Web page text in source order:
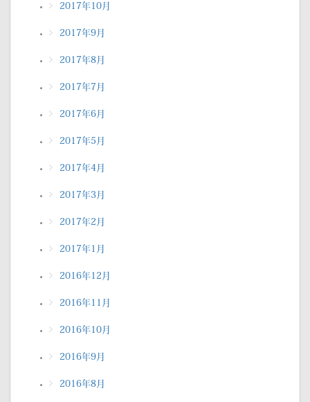
2017年10月
2017年9月
2017年8月
2017年7月
2017年6月
2017年5月
2017年4月
2017年3月
2017年2月
2017年1月
2016年12月
2016年11月
2016年10月
2016年9月
2016年8月